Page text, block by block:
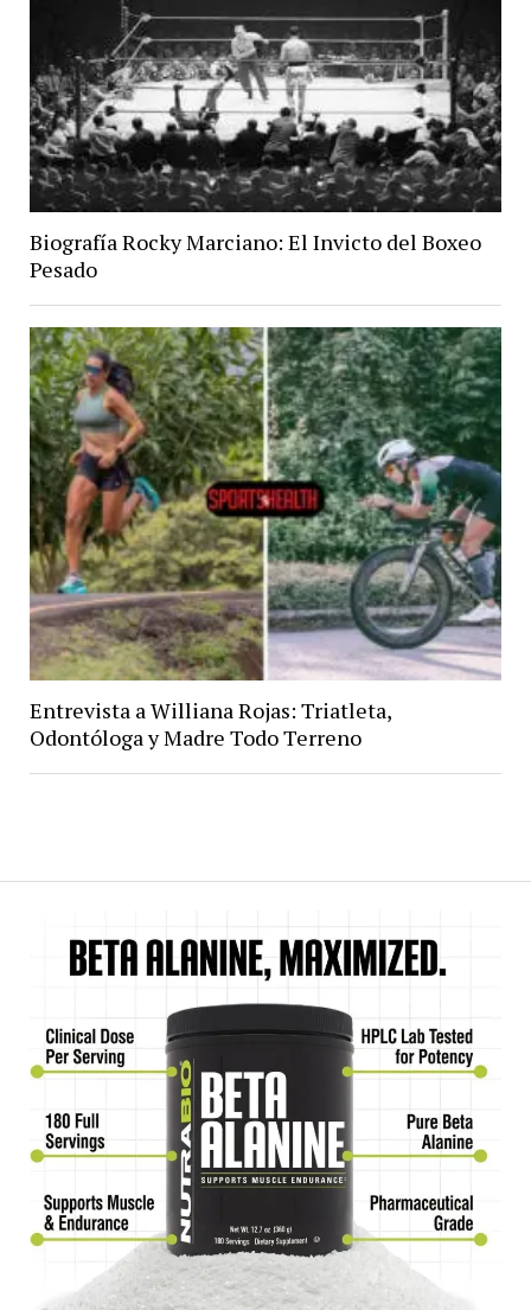
Biografía Rocky Marciano: El Invicto del Boxeo
Pesado
Entrevista a Williana Rojas: Triatleta,
Odontóloga y Madre Todo Terreno